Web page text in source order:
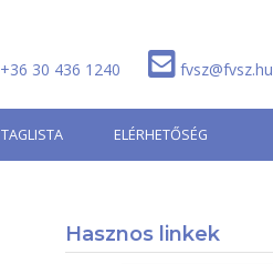
+36 30 436 1240 fvsz@fvsz.hu
TAGLISTA ELÉRHETŐSÉG
Hasznos linkek